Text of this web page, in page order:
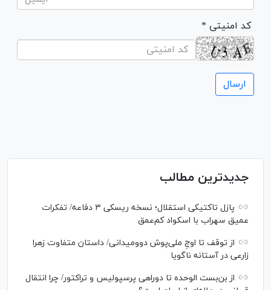
* کد امنیتی
جدیدترین مطالب
پازل تاکتیکی استقلال؛ نسخه ریسکی ۳ دفاعه/ تفکرات
عمیق سهراب با اسکواد کم‌عمق
از توقف تا اوجِ ملی‌پوش دوومیدانی/ داستان متفاوت زهرا
زارعی در آستانه ناگویا
از بن‌بست الوحده تا دوراهی پرسپولیس و تراکتور/ چرا انتقال